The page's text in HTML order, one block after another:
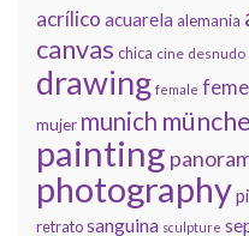
acrílico acuarela alemania
canvas chica cine desnudo
drawing female
mujer munich
painting
photography
retratosanguina sculpture